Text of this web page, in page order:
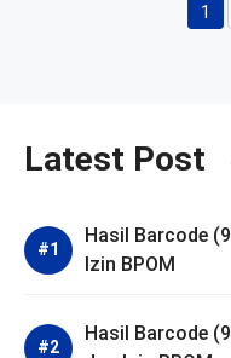
1
Latest Post
Hasil Barcode
Izin BPOM
Hasil Barcode